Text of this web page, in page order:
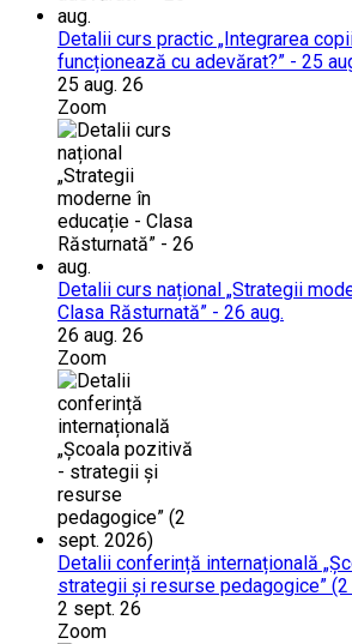
Detalii curs practic „Integrarea
funcționează cu adevărat?” - 25
25 aug. 26
Zoom
Detalii curs național „Strategii
Clasa Răsturnată” - 26 aug.
26 aug. 26
Zoom
Detalii conferință internațională
strategii și resurse pedagogice”
2 sept. 26
Zoom